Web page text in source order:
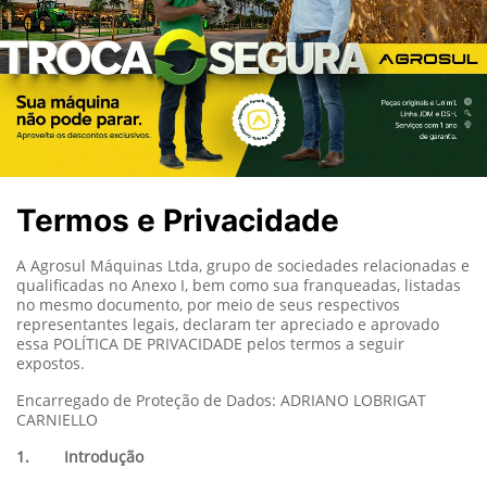
Termos e Privacidade
A Agrosul Máquinas Ltda, grupo de sociedades relacionadas e
qualificadas no Anexo I, bem como sua franqueadas, listadas
no mesmo documento, por meio de seus respectivos
representantes legais, declaram ter apreciado e aprovado
essa POLÍTICA DE PRIVACIDADE pelos termos a seguir
expostos.
Encarregado de Proteção de Dados: ADRIANO LOBRIGAT
CARNIELLO
1. Introdução